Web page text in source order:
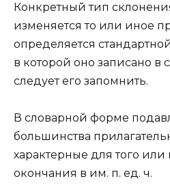
Конкретный тип
изменяется то или иное
определяется
в которой оно записано в
следует его запомнить.
В словарной форме
большинства
характерные для того или
окончания в им. п. ед. ч.